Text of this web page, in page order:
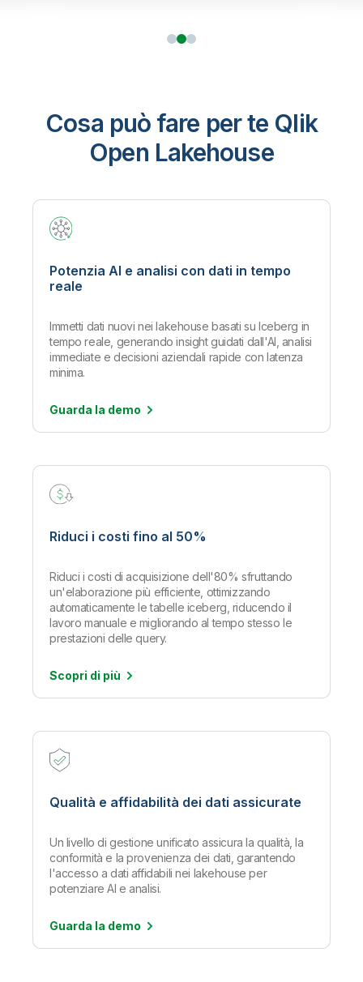
Cosa può fare per te Qlik
Open Lakehouse
Potenzia AI e analisi con dati in tempo
reale
Immetti dati nuovi nei lakehouse basati su Iceberg in
tempo reale, generando insight guidati dall'AI, analisi
immediate e decisioni aziendali rapide con latenza
minima.
Guarda la demo
Riduci i costi fino al 50%
Riduci i costi di acquisizione dell'80% sfruttando
un'elaborazione più efficiente, ottimizzando
automaticamente le tabelle iceberg, riducendo il
lavoro manuale e migliorando al tempo stesso le
prestazioni delle query.
Scopri di più
Qualità e affidabilità dei dati assicurate
Un livello di gestione unificato assicura la qualità, la
conformità e la provenienza dei dati, garantendo
l'accesso a dati affidabili nei lakehouse per
potenziare AI e analisi.
Guarda la demo